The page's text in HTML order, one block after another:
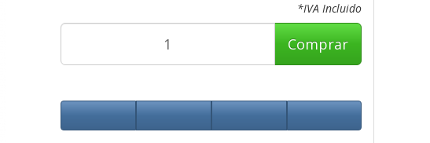
*IVA Incluido
Comprar